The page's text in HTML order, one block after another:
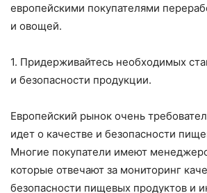
европейскими покупателями
и овощей.
1. Придерживайтесь необходимых
и безопасности продукции.
Европейский рынок очень
идет о качестве и безопасности
Многие покупатели имеют
которые отвечают за мониторинг
безопасности пищевых продуктов и